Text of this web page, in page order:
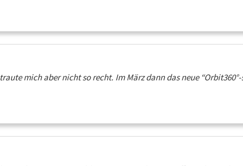
mich aber nicht so recht. Im März dann das neue